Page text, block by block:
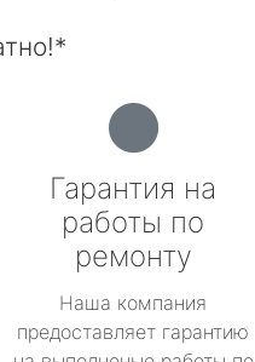
Гарантия на
работы по
ремонту
Наша компания
предоставляет гарантию